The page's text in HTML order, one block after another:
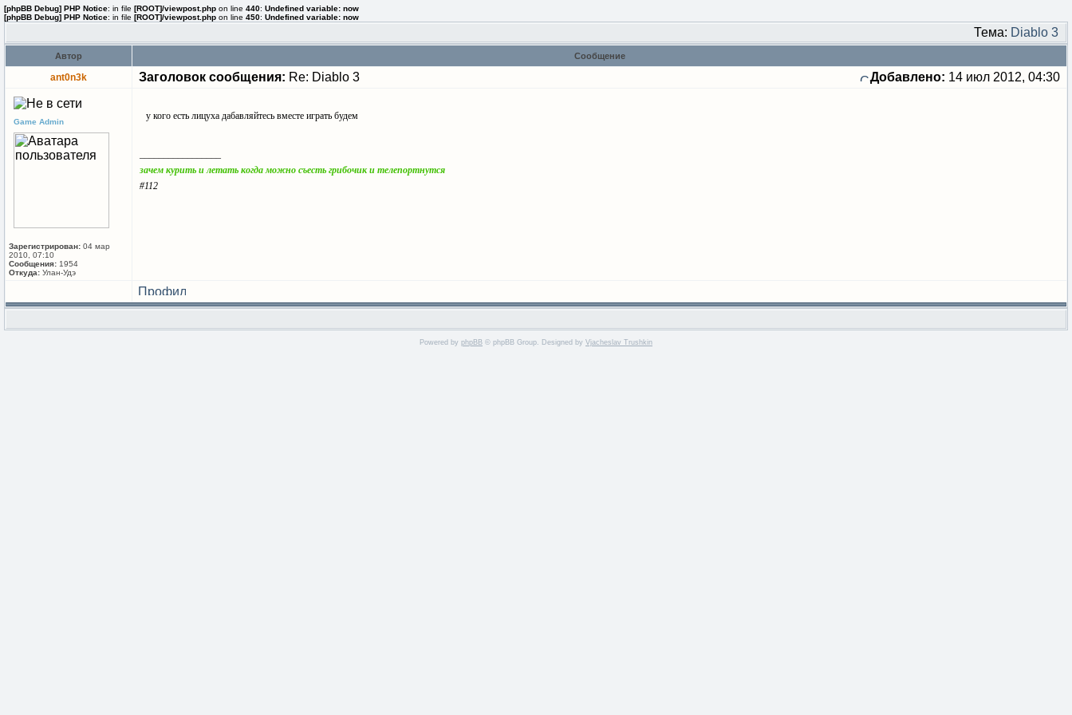
[phpBB Debug] PHP Notice: in file [ROOT]/viewpost.php on line 440: Undefined variable: now
[phpBB Debug] PHP Notice: in file [ROOT]/viewpost.php on line 450: Undefined variable: now
Тема: Diablo 3
Автор Сообщение
ant0n3k Заголовок сообщения: Re: Diablo 3 Добавлено: 14 июл 2012, 04:30
Game Admin
Зарегистрирован: 04 мар
2010, 07:10
Сообщения: 1954
Откуда: Улан-Удэ
у кого есть лицуха дабавляйтесь вместе играть будем
зачем курить и летать когда можно съесть грибочик и телепортнутся
#112
Powered by phpBB © phpBB Group. Designed by Vjacheslav Trushkin